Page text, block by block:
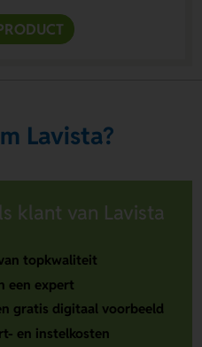
Lavista?
klant van Lavista
topkwaliteit
een expert
gratis digitaal voorbeeld
en instelkosten